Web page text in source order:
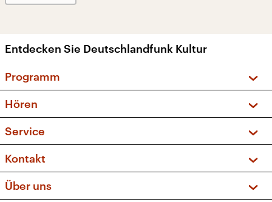
Entdecken Sie Deutschlandfunk Kultur
Programm
Sendungen und Podcasts
Musikliste
Kakadu – Das Kinderprogramm
Hören
Frequenzen (UKW + DAB+)
Service
FAQ
Apps
Newsletter
Kontakt
Über uns